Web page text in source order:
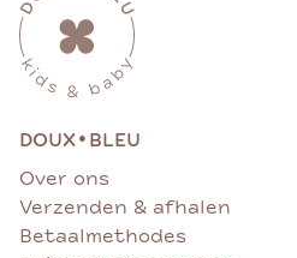
DOUX• BLEU
Over ons
Verzenden & afhalen
Betaalmethodes